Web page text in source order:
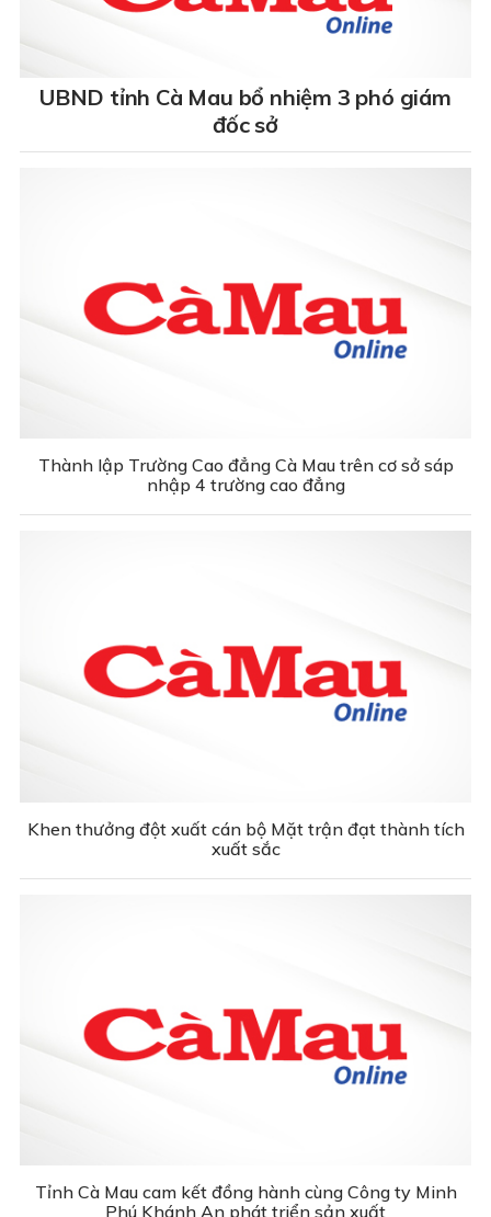
UBND tỉnh Cà Mau bổ nhiệm 3 phó giám
đốc sở
Thành lập Trường Cao đẳng Cà Mau trên cơ sở sáp
nhập 4 trường cao đẳng
Khen thưởng đột xuất cán bộ Mặt trận đạt thành tích
xuất sắc
Tỉnh Cà Mau cam kết đồng hành cùng Công ty Minh
Phú Khánh An phát triển sản xuất